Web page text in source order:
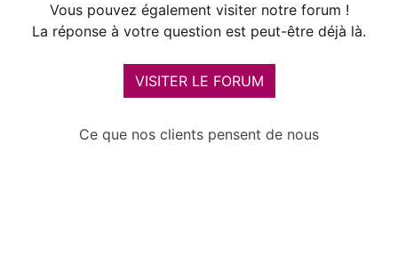
Vous pouvez également visiter notre forum !
La réponse à votre question est peut-être déjà là.
VISITER LE FORUM
Ce que nos clients pensent de nous